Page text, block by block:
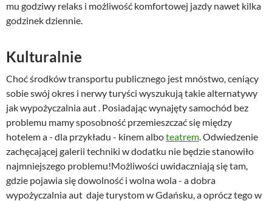
mu godziwy relaks i możliwość komfortowej jazdy nawet kilka
godzinek dziennie.
Kulturalnie
Choć środków transportu publicznego jest mnóstwo, ceniący
sobie swój okres i nerwy turyści wyszukują takie alternatywy
jak wypożyczalnia aut . Posiadając wynajęty samochód bez
problemu mamy sposobność przemieszczać się między
hotelem a - dla przykładu - kinem alboteatrem . Odwiedzenie
zachęcającej galerii techniki w dodatku nie będzie stanowiło
najmniejszego problemu!Możliwości uwidaczniają się tam,
gdzie pojawia się dowolność i wolna wola - a dobra
wypożyczalnia aut daje turystom w Gdańsku, a oprócz tego w